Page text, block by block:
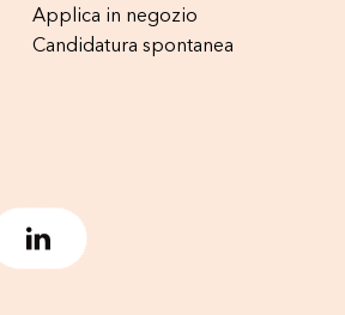
Applica in negozio
Candidatura spontanea